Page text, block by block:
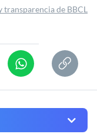
transparencia de BBCL